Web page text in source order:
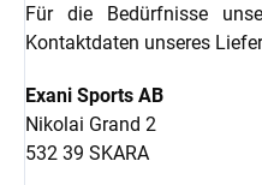
Für die Bedürfnisse
Kontaktdaten unseres
Exani Sports AB
Nikolai Grand 2
532 39 SKARA